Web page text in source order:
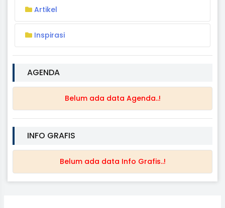
Artikel
Inspirasi
AGENDA
Belum ada data Agenda..!
INFO GRAFIS
Belum ada data Info Grafis..!